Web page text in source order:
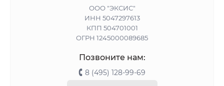
ООО "ЭКСИС"
ИНН 5047297613
КПП 504701001
ОГРН 1245000089685
Позвоните нам:
8 (495) 128-99-69